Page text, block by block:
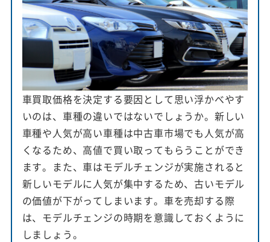
車買取価格を決定する要因として思い浮かべやす
いのは、車種の違いではないでしょうか。新しい
車種や人気が高い車種は中古車市場でも人気が高
くなるため、高値で買い取ってもらうことができ
ます。また、車はモデルチェンジが実施されると
新しいモデルに人気が集中するため、古いモデル
の価値が下がってしまいます。車を売却する際
は、モデルチェンジの時期を意識しておくように
しましょう。